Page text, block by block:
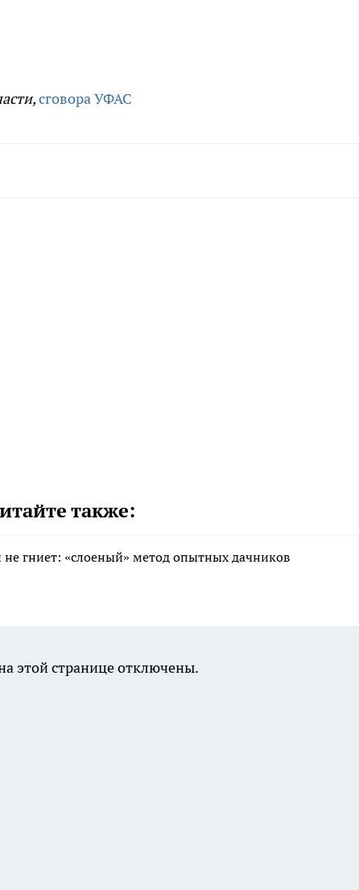
сговораУФАС
также:
гниет: «слоеный» метод опытных дачников
этой странице отключены.